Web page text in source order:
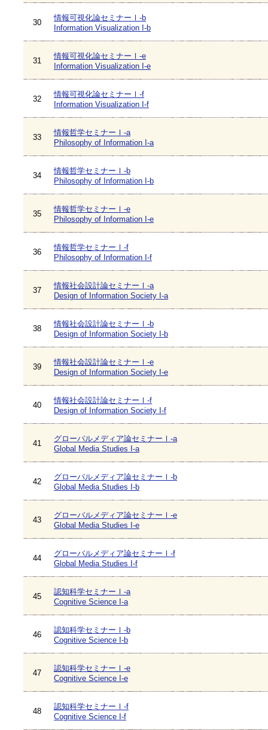
30
情報可視化論セミナーⅠ-b
Information Visualization I-b
31
情報可視化論セミナーⅠ-e
Information Visualization I-e
32
情報可視化論セミナーⅠ-f
Information Visualization I-f
33
情報哲学セミナーⅠ-a
Philosophy of Information I-a
34
情報哲学セミナーⅠ-b
Philosophy of Information I-b
35
情報哲学セミナーⅠ-e
Philosophy of Information I-e
36
情報哲学セミナーⅠ-f
Philosophy of Information I-f
37
情報社会設計論セミナーⅠ-a
Design of Information Society I-a
38
情報社会設計論セミナーⅠ-b
Design of Information Society I-b
39
情報社会設計論セミナーⅠ-e
Design of Information Society I-e
40
情報社会設計論セミナーⅠ-f
Design of Information Society I-f
41
グローバルメディア論セミナーⅠ-a
Global Media Studies I-a
42
グローバルメディア論セミナーⅠ-b
Global Media Studies I-b
43
グローバルメディア論セミナーⅠ-e
Global Media Studies I-e
44
グローバルメディア論セミナーⅠ-f
Global Media Studies I-f
45
認知科学セミナーⅠ-a
Cognitive Science I-a
46
認知科学セミナーⅠ-b
Cognitive Science I-b
47
認知科学セミナーⅠ-e
Cognitive Science I-e
48
認知科学セミナーⅠ-f
Cognitive Science I-f